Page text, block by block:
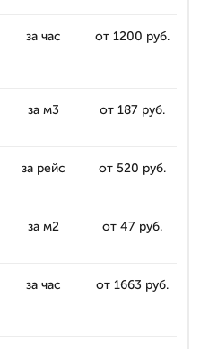
за час от 1200 руб.
за м3 от 187 руб.
за рейс от 520 руб.
за м2 от 47 руб.
за час от 1663 руб.